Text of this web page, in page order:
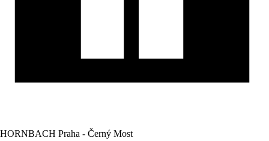
HORNBACH Praha - Černý Most